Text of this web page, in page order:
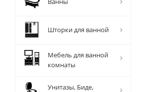
Шторки для ванной
Мебель для ванной
комнаты
Унитазы, Биде,